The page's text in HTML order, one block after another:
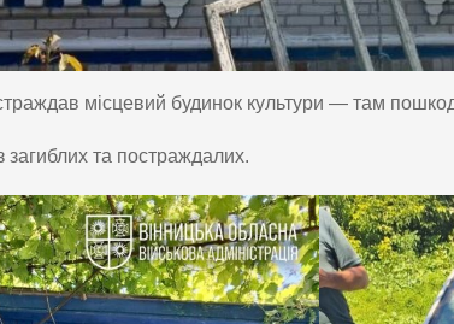
місцевий будинок культури — там
та постраждалих.